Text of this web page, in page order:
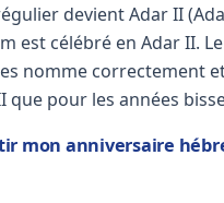
devient Adar II
est célébré en Adar II. Le
nomme correctement
que pour les années
mon anniversaire